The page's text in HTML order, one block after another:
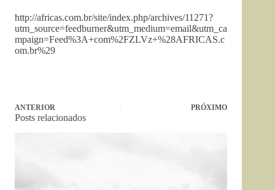
http://africas.com.br/site/index.php/archives/11271?
utm_source=feedburner&utm_medium=email&utm_ca
mpaign=Feed%3A+com%2FZLVz+%28AFRICAS.c
om.br%29
ANTERIOR PRÓXIMO
Posts relacionados